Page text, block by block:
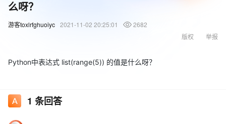
么呀？
游客toxlrfghuoiyc 2021-11-02 20:25:01
2682
举报
版权
Python中表达式 list(range(5)) 的值是什么呀？
1 条回答